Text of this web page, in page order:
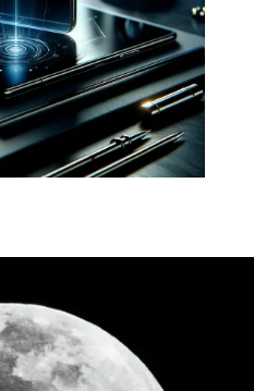
nombreux besoins.
Nous vous
nos compétences
un allier.